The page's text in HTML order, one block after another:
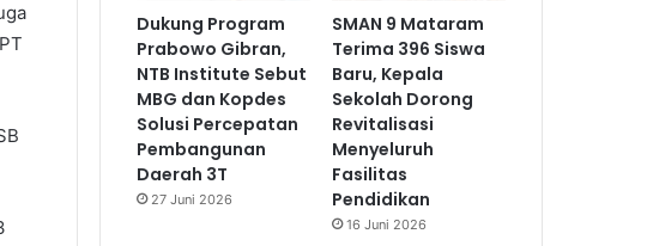
Dukung Program
Prabowo Gibran,
NTB Institute Sebut
MBG dan Kopdes
Solusi Percepatan
Pembangunan
Daerah 3T
27 Juni 2026
SMAN 9 Mataram
Terima 396 Siswa
Baru, Kepala
Sekolah Dorong
Revitalisasi
Menyeluruh
Fasilitas
Pendidikan
16 Juni 2026